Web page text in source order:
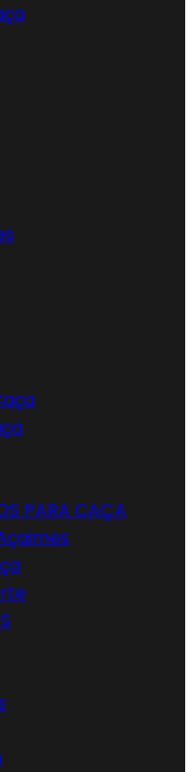
PARA CAÇA